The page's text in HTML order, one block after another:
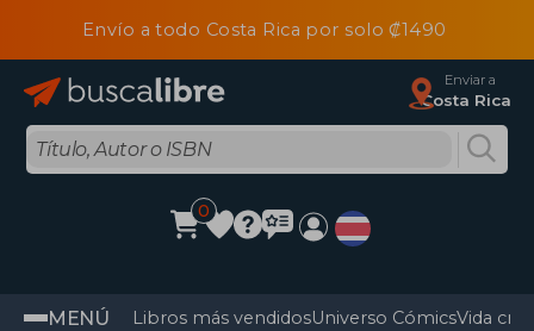
Envío a todo Costa Rica por solo ₡1490
Enviar a
Costa Rica
0
MENÚ Libros más vendidosUniverso CómicsVida